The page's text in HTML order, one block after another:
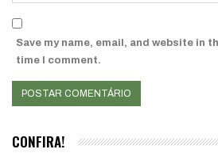
Save my name, email, and website in
time I comment.
CONFIRA!